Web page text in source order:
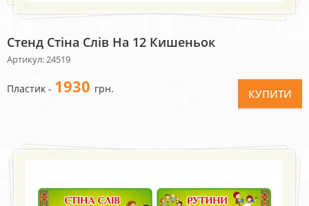
Стенд Стіна Слів На 12 Кишеньок
Артикул: 24519
Пластик - 1930 грн. КУПИТИ